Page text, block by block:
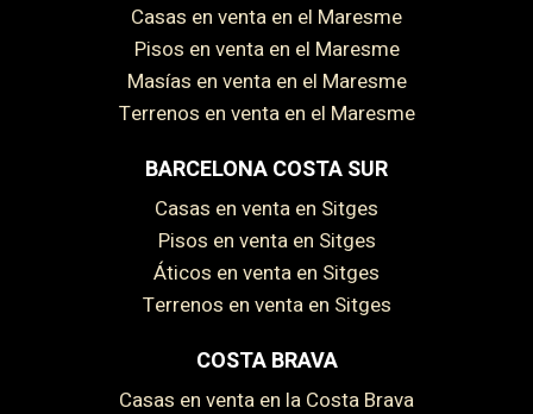
Casas en venta en el Maresme
Pisos en venta en el Maresme
Masías en venta en el Maresme
Terrenos en venta en el Maresme
BARCELONA COSTA SUR
Casas en venta en Sitges
Pisos en venta en Sitges
Áticos en venta en Sitges
Terrenos en venta en Sitges
COSTA BRAVA
Casas en venta en la Costa Brava